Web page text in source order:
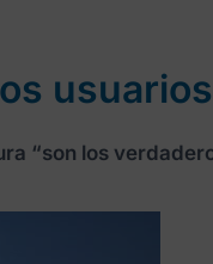
usuarios
“son los